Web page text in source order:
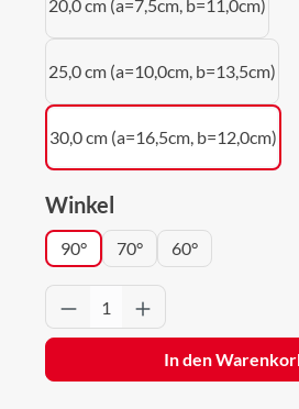
20,0 cm (a=7,5cm, b=11,0cm)
25,0 cm (a=10,0cm, b=13,5cm)
30,0 cm (a=16,5cm, b=12,0cm)
Winkel
90° 70° 60°
Produkt Anzahl: Gib
In den